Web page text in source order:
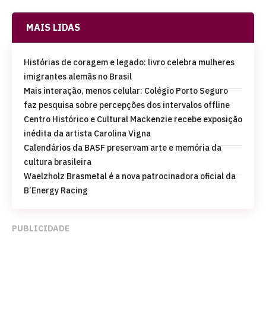
MAIS LIDAS
Histórias de coragem e legado: livro celebra mulheres
imigrantes alemãs no Brasil
Mais interação, menos celular: Colégio Porto Seguro
faz pesquisa sobre percepções dos intervalos offline
Centro Histórico e Cultural Mackenzie recebe exposição
inédita da artista Carolina Vigna
Calendários da BASF preservam arte e memória da
cultura brasileira
Waelzholz Brasmetal é a nova patrocinadora oficial da
B’Energy Racing
PUBLICIDADE